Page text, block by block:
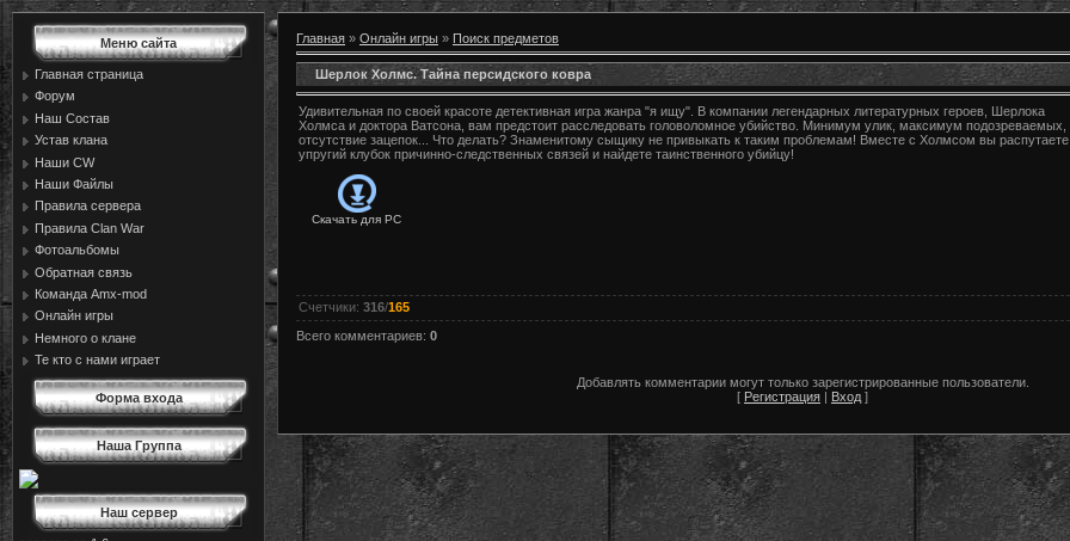
Меню сайта
Главная страница
Форум
Наш Состав
Устав клана
Наши CW
Наши Файлы
Правила сервера
Правила Сlan War
Фотоальбомы
Обратная связь
Команда Amx-mod
Онлайн игры
Немного о клане
Те кто с нами играет
Форма входа
Наша Группа
Наш сервер
Главная » Онлайн игры » Поиск предметов
Шерлок Холмс. Тайна персидского ковра
Удивительная по своей красоте детективная игра жанра "я ищу". В компании легендарных литературных героев, Шерлока
Холмса и доктора Ватсона, вам предстоит расследовать головоломное убийство. Минимум улик, максимум подозреваемых,
отсутствие зацепок... Что делать? Знаменитому сыщику не привыкать к таким проблемам! Вместе с Холмсом вы распутаете
упругий клубок причинно-следственных связей и найдете таинственного убийцу!
Скачать для PC
Счетчики: 316/165
Всего комментариев: 0
Добавлять комментарии могут только зарегистрированные пользователи.
[ Регистрация Вход ]